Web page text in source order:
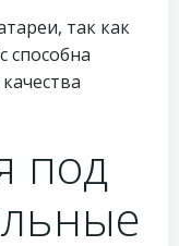
так как
способна
под